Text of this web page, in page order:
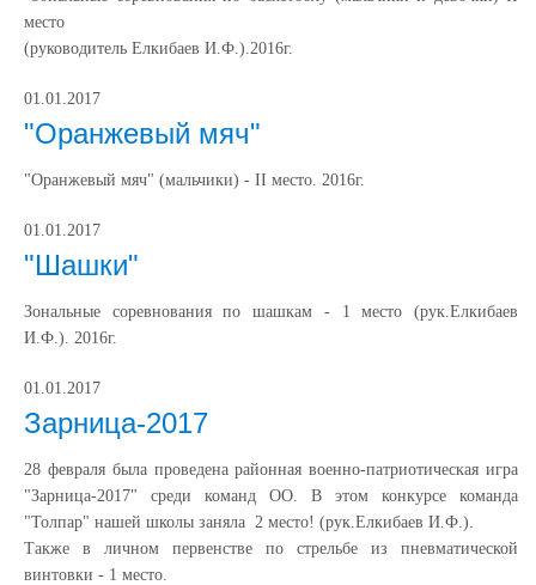
(руководитель Елкибаев И.Ф.).2016г.
01.01.2017
"Оранжевый мяч"
"Оранжевый мяч" (мальчики) - II место. 2016г.
01.01.2017
"Шашки"
Зональные соревнования по шашкам - 1 место (рук.Елкибаев
И.Ф.). 2016г.
01.01.2017
Зарница-2017
28 февраля была проведена районная военно-патриотическая игра
"Зарница-2017" среди команд ОО. В этом конкурсе команда
"Толпар" нашей школы заняла 2 место! (рук.Елкибаев И.Ф.).
Также в личном первенстве по стрельбе из пневматической
винтовки - 1 место.